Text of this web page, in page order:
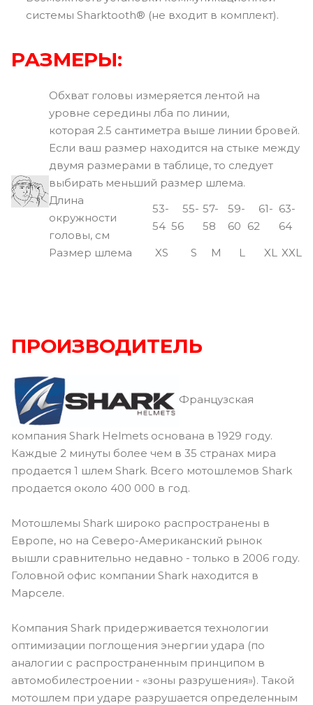
системы Sharktooth® (не входит в комплект).
РАЗМЕРЫ:
Обхват головы измеряется лентой на
уровне середины лба по линии,
которая 2.5 сантиметра выше линии бровей.
Если ваш размер находится на стыке между
двумя размерами в таблице, то следует
выбирать меньший размер шлема.
Длина
окружности
головы, см
53-
54
55-
56
57-
58
59-
60
61-
62
63-
64
Размер шлема
XS S M L XL XXL
ПРОИЗВОДИТЕЛЬ
Французская
компания Shark Helmets основана в 1929 году.
Каждые 2 минуты более чем в 35 странах мира
продается 1 шлем Shark. Всего мотошлемов Shark
продается около 400 000 в год.
Мотошлемы Shark широко распространены в
Европе, но на Северо-Американский рынок
вышли сравнительно недавно - только в 2006 году.
Головной офис компании Shark находится в
Марселе.
Компания Shark придерживается технологии
оптимизации поглощения энергии удара (по
аналогии с распространенным принципом в
автомобилестроении - «зоны разрушения»). Такой
мотошлем при ударе разрушается определенным